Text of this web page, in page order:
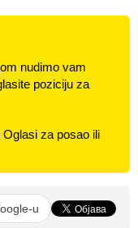
nudimo vam
poziciju za
za posao ili
u